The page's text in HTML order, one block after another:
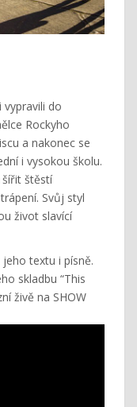
do
Rockyho
a nakonec se
i vysokou školu.
šířit štěstí
Svůj styl
život slavící
textu i písně.
skladbu “This
živě na SHOW